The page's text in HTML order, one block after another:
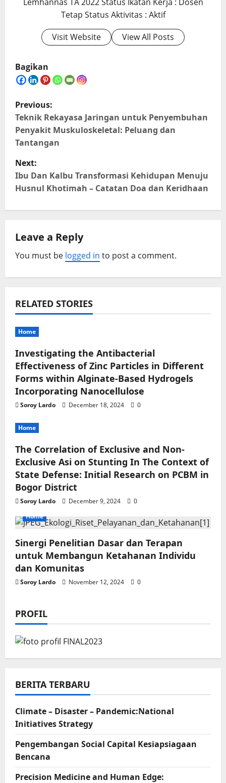
Lemhannas TA 2022 Status Ikatan Kerja : Dosen
Tetap Status Aktivitas : Aktif
Visit Website
View All Posts
Bagikan
P
o
s
t
n
a
v
i
t
i
o
n
Previous:
Teknik Rekayasa Jaringan untuk Penyembuhan
Penyakit Muskuloskeletal: Peluang dan
Tantangan
Next:
Ibu Dan Kalbu Transformasi Kehidupan Menuju
Husnul Khotimah – Catatan Doa dan Keridhaan
Leave a Reply
You must be logged in to post a comment.
RELATED STORIES
Home
Investigating the Antibacterial
Effectiveness of Zinc Particles in Different
Forms within Alginate-Based Hydrogels
Incorporating Nanocellulose
Soroy Lardo December 18, 2024 0
Home
The Correlation of Exclusive and Non-
Exclusive Asi on Stunting In The Context of
State Defense: Initial Research on PCBM in
Bogor District
Soroy Lardo December 9, 2024
0
Home
Sinergi Penelitian Dasar dan Terapan
untuk Membangun Ketahanan Individu
dan Komunitas
Soroy Lardo November 12, 2024 0
PROFIL
BERITA TERBARU
Climate – Disaster – Pandemic:National
Initiatives Strategy
Pengembangan Social Capital Kesiapsiagaan
Bencana
Precision Medicine and Human Edge: